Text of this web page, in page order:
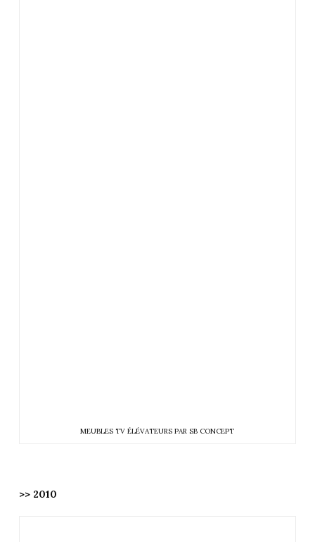
MEUBLES TV ÉLÉVATEURS PAR SB CONCEPT
>> 2010